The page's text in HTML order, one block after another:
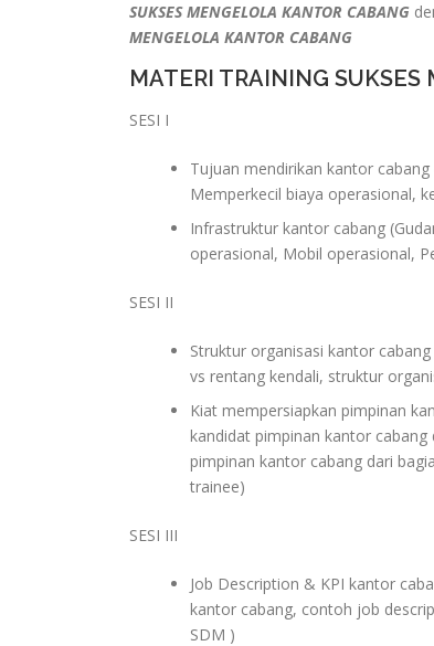
SUKSES MENGELOLA KANTOR CABANG
MENGELOLA KANTOR CABANG
MATERI TRAINING
SESI I
Tujuan mendirikan kantor
Memperkecil biaya operasional,
Infrastruktur kantor cabang
operasional, Mobil operasional,
SESI II
Struktur organisasi kantor
vs rentang kendali, struktur
Kiat mempersiapkan pimpinan
kandidat pimpinan kantor
pimpinan kantor cabang dari
trainee)
SESI III
Job Description & KPI kantor
kantor cabang, contoh job
SDM )